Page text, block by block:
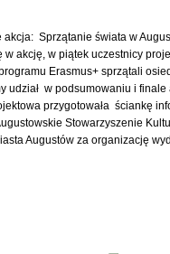
akcja: Sprzątanie świata w
w akcję, w piątek uczestnicy
Erasmus+ sprzątali
udział w podsumowaniu i
przygotowała ściankę
Stowarzyszenie
Augustów za organizację